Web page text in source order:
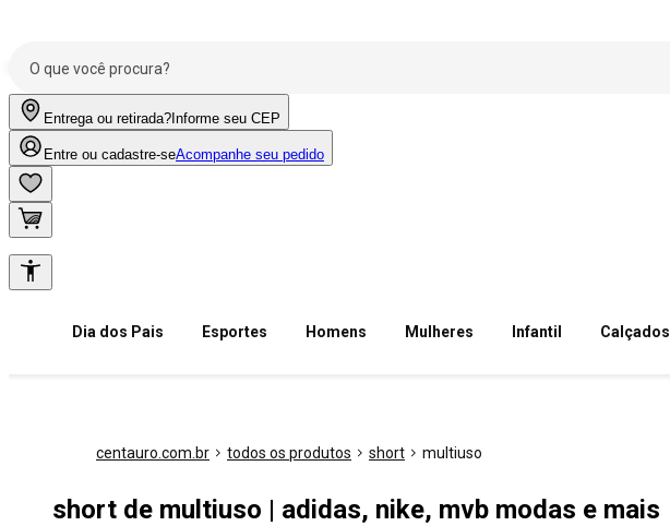
Entrega ou retirada? Informe seu CEP
Entre ou cadastre-seAcompanhe seu pedido
Dia dos Pais Esportes Homens Mulheres Infantil Calçados
centauro.com.br todos os produtos short multiuso
short de multiuso | adidas, nike, mvb modas e mais